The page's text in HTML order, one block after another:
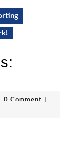
0 Comment